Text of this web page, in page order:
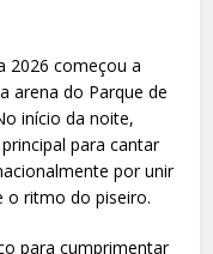
2026 começou a
arena do Parque de
início da noite,
para cantar
por unir
o ritmo do piseiro.
para cumprimentar